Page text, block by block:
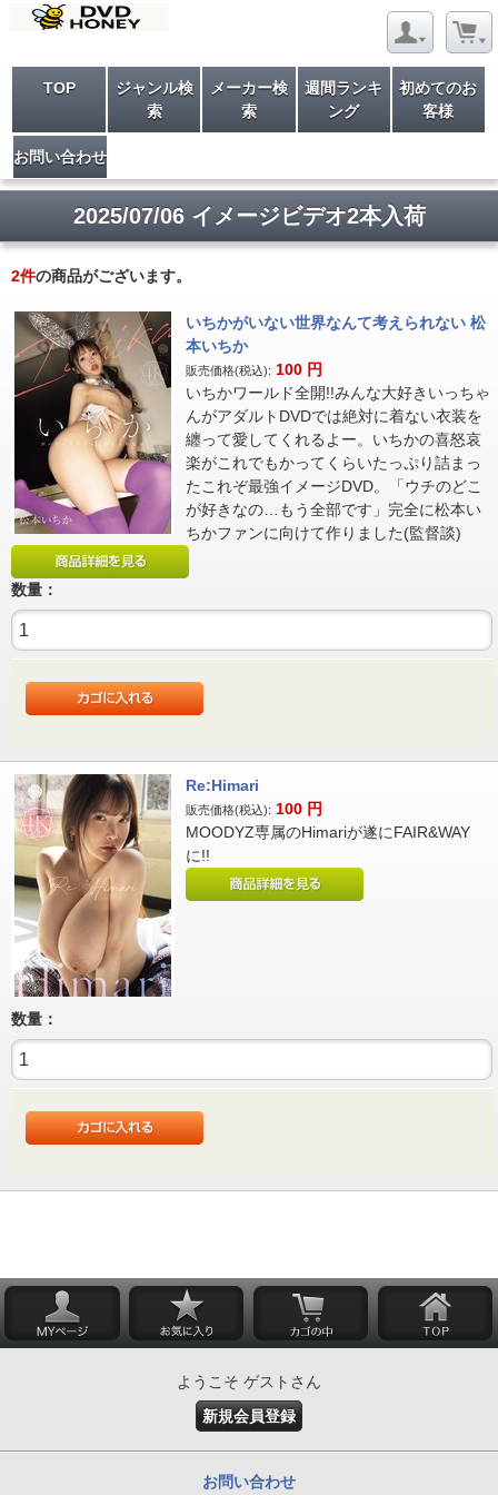
TOP
ジャンル検
索
メーカー検
索
週間ランキ
ング
初めてのお
客様
お問い合わせ
2025/07/06 イメージビデオ2本入荷
2件の商品がございます。
いちかがいない世界なんて考えられない 松
本いちか
販売価格(税込): 100 円
いちかワールド全開!!みんな大好きいっちゃ
んがアダルトDVDでは絶対に着ない衣装を
纏って愛してくれるよー。いちかの喜怒哀
楽がこれでもかってくらいたっぷり詰まっ
たこれぞ最強イメージDVD。「ウチのどこ
が好きなの…もう全部です」完全に松本い
ちかファンに向けて作りました(監督談)
数量：
Re:Himari
販売価格(税込): 100 円
MOODYZ専属のHimariが遂にFAIR&WAY
に!!
数量：
ようこそ ゲストさん
新規会員登録
お問い合わせ